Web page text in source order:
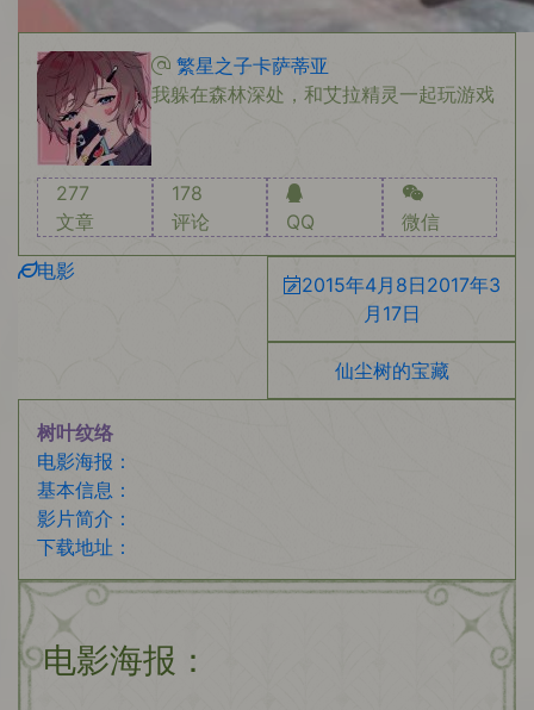
繁星之子卡萨蒂亚
我躲在森林深处，和艾拉精灵一起玩游戏
277
文章
178
评论
QQ 微信
电影
2015年4月8日2017年3
月17日
仙尘树的宝藏
树叶纹络
电影海报：
基本信息：
影片简介：
下载地址：
电影海报：